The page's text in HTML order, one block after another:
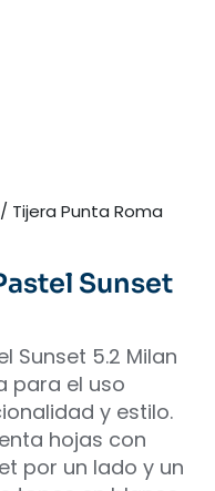
/ Tijera Punta Roma
Sunset
Sunset 5.2 Milan
para el uso
y estilo.
hojas con
por un lado y un